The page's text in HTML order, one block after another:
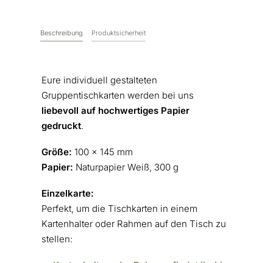
Beschreibung Produktsicherheit
Eure individuell gestalteten
Gruppentischkarten werden bei uns
liebevoll auf hochwertiges Papier
gedruckt.
Größe: 100 x 145 mm
Papier: Naturpapier Weiß, 300 g
Einzelkarte:
Perfekt, um die Tischkarten in einem
Kartenhalter oder Rahmen auf den Tisch zu
stellen: